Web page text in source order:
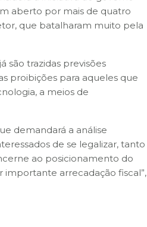
aberto por mais de quatro
que batalharam muito pela
são trazidas previsões
proibições para aqueles que
a meios de
demandará a análise
de se legalizar, tanto
ao posicionamento do
importante arrecadação fiscal”,